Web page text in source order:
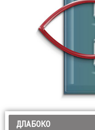
ДЛАБОКО